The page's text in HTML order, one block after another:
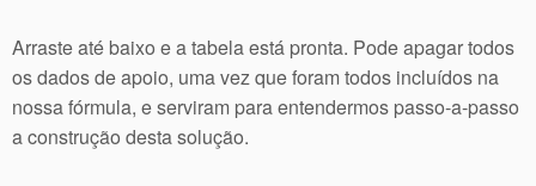
Arraste até baixo e a tabela está pronta. Pode apagar todos
os dados de apoio, uma vez que foram todos incluídos na
nossa fórmula, e serviram para entendermos passo-a-passo
a construção desta solução.